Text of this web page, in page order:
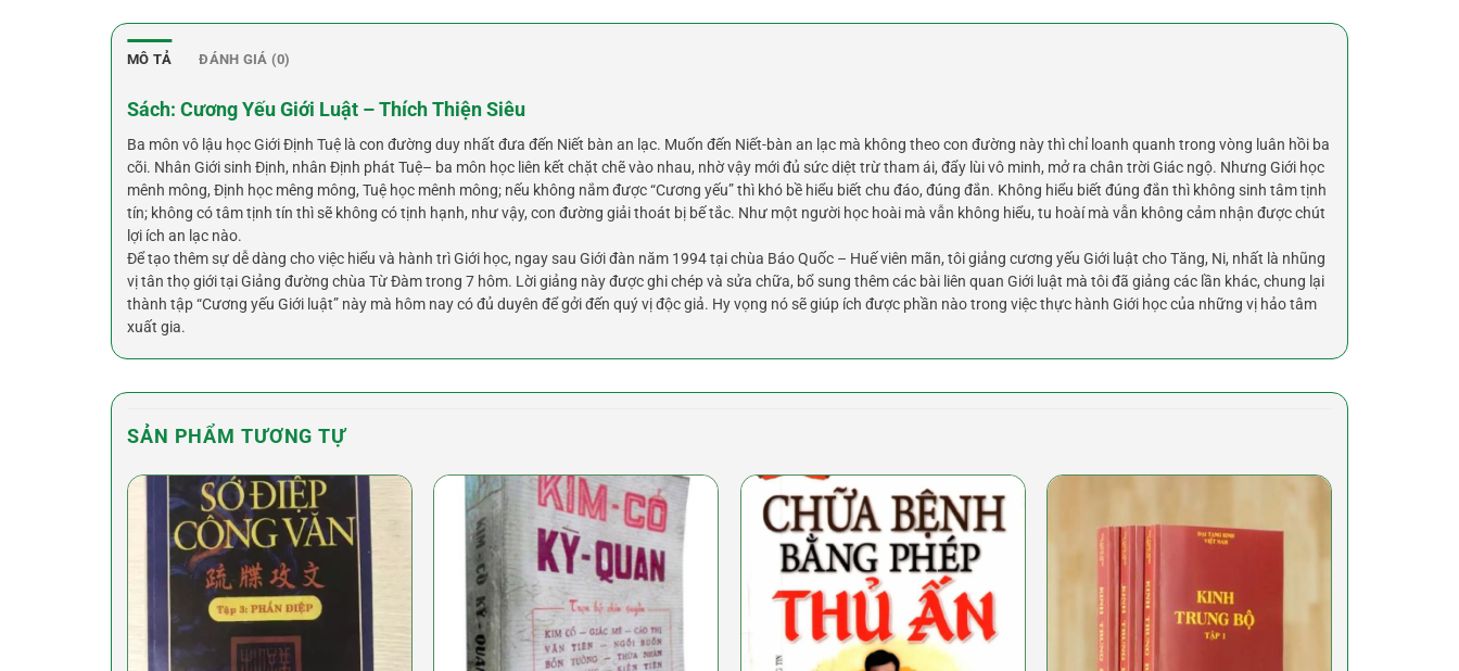
MÔ TẢ ĐÁNH GIÁ (0)
Sách: Cương Yếu Giới Luật – Thích Thiện Siêu
Ba môn vô lậu học Giới Định Tuệ là con đường duy nhất đưa đến Niết bàn an lạc. Muốn đến Niết-bàn an lạc mà không theo con đường này thì chỉ loanh quanh trong vòng luân hồi ba
cõi. Nhân Giới sinh Định, nhân Định phát Tuệ– ba môn học liên kết chặt chẽ vào nhau, nhờ vậy mới đủ sức diệt trừ tham ái, đẩy lùi vô minh, mở ra chân trời Giác ngộ. Nhưng Giới học
mênh mông, Định học mêng mông, Tuệ học mênh mông; nếu không nắm được “Cương yếu” thì khó bề hiểu biết chu đáo, đúng đắn. Không hiểu biết đúng đắn thì không sinh tâm tịnh
tín; không có tâm tịnh tín thì sẽ không có tịnh hạnh, như vậy, con đường giải thoát bị bế tắc. Như một người học hoài mà vẫn không hiểu, tu hoàí mà vẫn không cảm nhận được chút
lợi ích an lạc nào.
Để tạo thêm sự dễ dàng cho việc hiểu và hành trì Giới học, ngay sau Giới đàn năm 1994 tại chùa Báo Quốc – Huế viên mãn, tôi giảng cương yếu Giới luật cho Tăng, Ni, nhất là nhũng
vị tân thọ giới tại Giảng đường chùa Từ Đàm trong 7 hôm. Lời giảng này được ghi chép và sửa chữa, bổ sung thêm các bài liên quan Giới luật mà tôi đã giảng các lần khác, chung lại
thành tập “Cương yếu Giới luật” này mà hôm nay có đủ duyên để gởi đến quý vị độc giả. Hy vọng nó sẽ giúp ích được phần nào trong việc thực hành Giới học của những vị hảo tâm
xuất gia.
SẢN PHẨM TƯƠNG TỰ